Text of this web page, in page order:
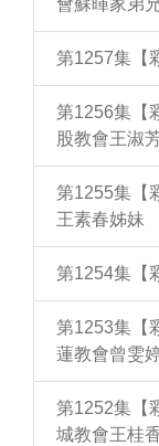
會蘇暉家弟
第1257集【
第1256集【
股教會王淑
第1255集【
王素春姊妹
第1254集【
第1253集【
蓮教會曾雯
第1252集【
城教會王桂